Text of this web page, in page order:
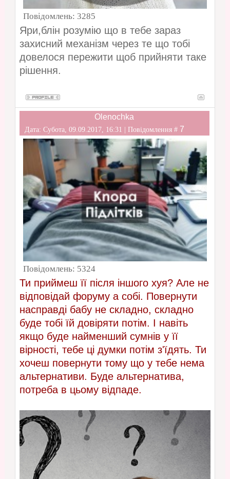
Повідомлень: 3285
Яри,блін розумію що в тебе зараз
захисний механізм через те що тобі
довелося пережити щоб прийняти таке
рішення.
Olenochka
Дата: Субота, 09.09.2017, 16:31 | Повідомлення # 7
Повідомлень: 5324
Ти приймеш її після іншого хуя? Але не
відповідай форуму а собі. Повернути
насправді бабу не складно, складно
буде тобі їй довіряти потім. І навіть
якщо буде найменший сумнів у її
вірності, тебе ці думки потім з'їдять. Ти
хочеш повернути тому що у тебе нема
альтернативи. Буде альтернатива,
потреба в цьому відпаде.